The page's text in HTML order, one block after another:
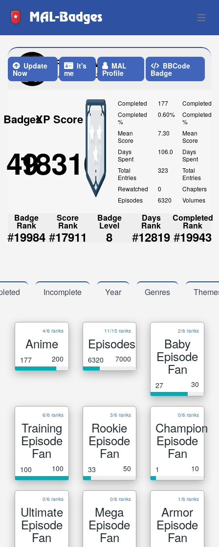
MAL-Badges Open
RaikiriUwU
Last Update: 2 Months ago
Update
Now
It's
me
MAL
Profile
BBCode
Badge
Badges
49
XP Score
18310
Completed
177
Completed
%
0.60%
Mean
Score
7.30
Days
Spent
106.0
Total
Entries
323
Rewatched
0
Episodes
6320
Completed
Completed
%
Mean
Score
Days
Spent
Total
Entries
Chapters
Volumes
Badge
Rank
#19984
Score
Rank
#17911
Badge
Level
8
Days
Rank
#12819
Completed
Rank
#19943
Incomplete Year Genres
4/6 ranks
Anime
177 200
11/15 ranks
Episodes
6320 7000
2/6 ranks
Baby
Episode
Fan
27 30
6/6 ranks
Training
Episode
Fan
100 100
3/6 ranks
Rookie
Episode
Fan
33 50
0/6 ranks
Champion
Episode
Fan
1 10
0/6 ranks
Ultimate
Episode
Fan
0/6 ranks
Mega
Episode
Fan
1/6 ranks
Armor
Episode
Fan